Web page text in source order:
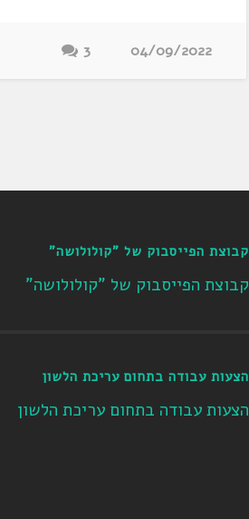
04/09/2022
3
קבוצת הפייסבוק של "קולולושה"
קבוצת הפייסבוק של "קולולושה"
הצעות עבודה בתחום עריכת הלשון
הצעות עבודה בתחום עריכת הלשון